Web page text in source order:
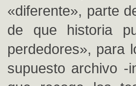
«diferente», parte
de que historia
perdedores», para
supuesto archivo -